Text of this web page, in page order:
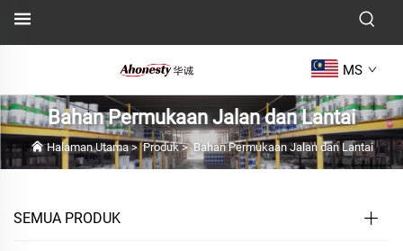
MS
Bahan Permukaan Jalan dan Lantai
Halaman Utama>Produk>Bahan Permukaan Jalan dan Lantai
SEMUA PRODUK